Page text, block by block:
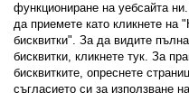
Политика за
функциониране на уебсайта
да приемете като кликнете на
бисквитки". За да видите
бисквитки, кликнете тук. За
бисквитките, опреснете
съгласието си за използване